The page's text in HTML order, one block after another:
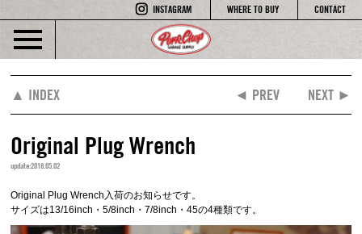
INSTAGRAM WHERE TO BUY CONTACT
▲ INDEX ◄ PREV NEXT ►
Original Plug Wrench
update:2018.05.02
Original Plug Wrench入荷のお知らせです。
サイズは13/16inch・5/8inch・7/8inch・45の4種類です。